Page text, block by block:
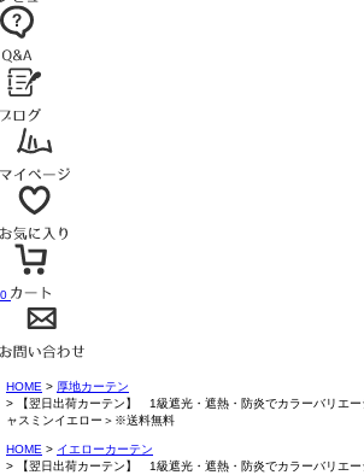
0
HOME
厚地カーテン
【翌日出荷カーテン】 1級遮光・遮熱・防炎でカラーバリ
ャスミンイエロー＞※送料無料
HOME
イエローカーテン
【翌日出荷カーテン】 1級遮光・遮熱・防炎でカラーバリ